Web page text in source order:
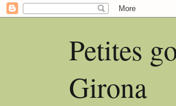
Petites
Girona